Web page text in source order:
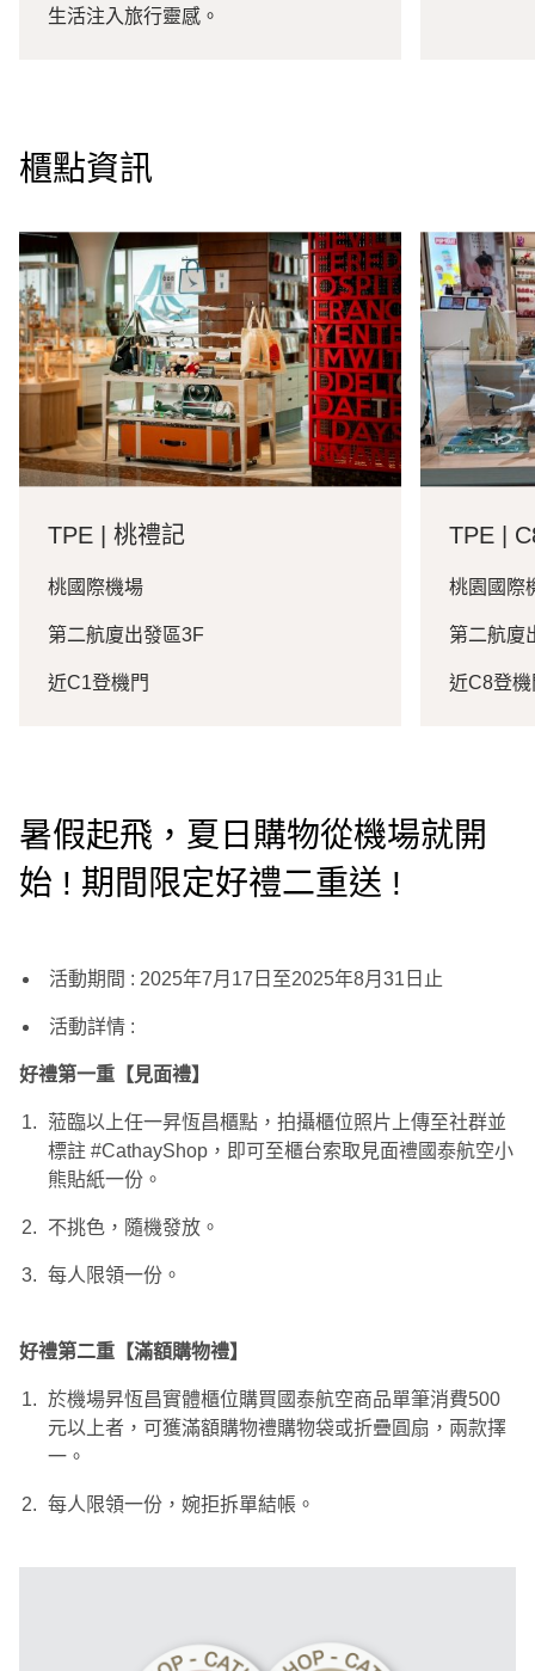
生活注入旅行靈感。
櫃點資訊
TPE | 桃禮記
桃國際機場
第二航廈出發區3F
近C1登機門
TPE |
桃園國際
第二航廈
近C8登機
暑假起飛，夏日購物從機場就開
始 ! 期間限定好禮二重送 !
活動期間 : 2025年7月17日至2025年8月31日止
活動詳情 :
好禮第一重【見面禮】
蒞臨以上任一昇恆昌櫃點，拍攝櫃位照片上傳至社群並
標註 #CathayShop，即可至櫃台索取見面禮國泰航空小
熊貼紙一份。
不挑色，隨機發放。
每人限領一份。
好禮第二重【滿額購物禮】
於機場昇恆昌實體櫃位購買國泰航空商品單筆消費500
元以上者，可獲滿額購物禮購物袋或折疊圓扇，兩款擇
一。
每人限領一份，婉拒拆單結帳。